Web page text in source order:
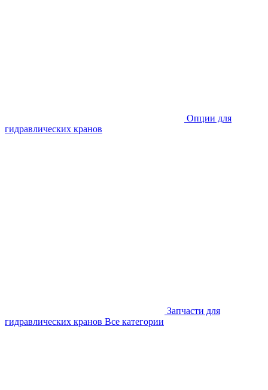
Опции для
гидравлических кранов
Запчасти для
гидравлических кранов Все категории